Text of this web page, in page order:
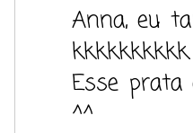
Anna, eu
kkkkkkkkkk.
Esse
^^